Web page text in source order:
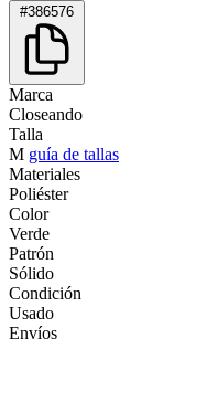
#386576
Marca
Closeando
Talla
M guía de tallas
Materiales
Poliéster
Color
Verde
Patrón
Sólido
Condición
Usado
Envíos